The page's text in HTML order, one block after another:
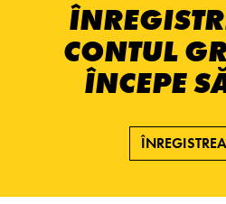
CONTUL
ÎNCEPE